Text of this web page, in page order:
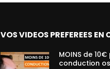
VOS VIDEOS PREFEREES EN
MOINS de
conduction